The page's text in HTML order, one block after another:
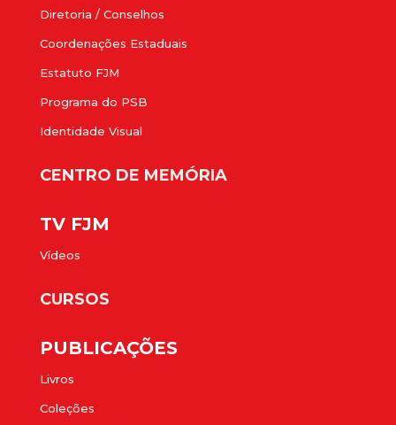
Diretoria / Conselhos
Coordenações Estaduais
Estatuto FJM
Programa do PSB
Identidade Visual
CENTRO DE MEMÓRIA
TV FJM
Vídeos
CURSOS
PUBLICAÇÕES
Livros
Coleções